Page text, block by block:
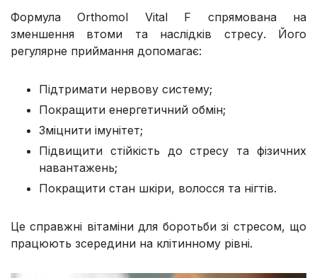
Формула Orthomol Vital F спрямована на
зменшення втоми та наслідків стресу. Його
регулярне приймання допомагає:​
Підтримати нервову систему;
Покращити енергетичний обмін;
Зміцнити імунітет;
Підвищити стійкість до стресу та фізичних
навантажень;
Покращити стан шкіри, волосся та нігтів.​
Це справжні вітаміни для боротьби зі стресом, що
працюють зсередини на клітинному рівні.